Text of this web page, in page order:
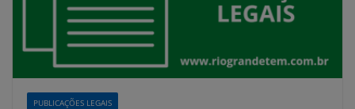
PUBLICAÇÕES LEGAIS